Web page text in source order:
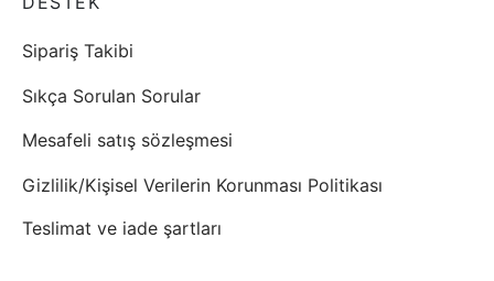
Sipariş Takibi
Sıkça Sorulan Sorular
Mesafeli satış sözleşmesi
Gizlilik/Kişisel Verilerin Korunması Politikası
Teslimat ve iade şartları